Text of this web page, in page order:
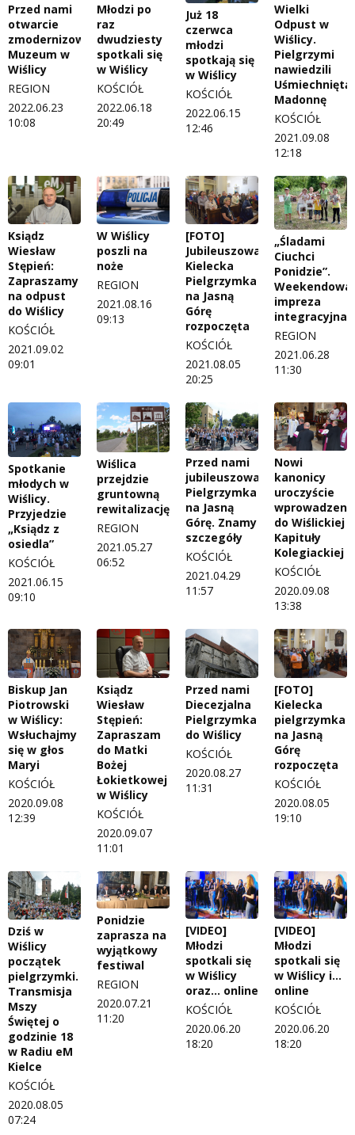
Przed nami
otwarcie
zmodernizowanego
Muzeum w
Wiślicy
REGION
2022.06.23
10:08
Młodzi po
raz
dwudziesty
spotkali się
w Wiślicy
KOŚCIÓŁ
2022.06.18
20:49
Już 18
czerwca
młodzi
spotkają się
w Wiślicy
KOŚCIÓŁ
2022.06.15
12:46
Wielki
Odpust w
Wiślicy.
Pielgrzymi
nawiedzili
Uśmiechniętą
Madonnę
KOŚCIÓŁ
2021.09.08
12:18
Ksiądz
Wiesław
Stępień:
Zapraszamy
na odpust
do Wiślicy
KOŚCIÓŁ
2021.09.02
09:01
W Wiślicy
poszli na
noże
REGION
2021.08.16
09:13
[FOTO]
Jubileuszowa
Kielecka
Pielgrzymka
na Jasną
Górę
rozpoczęta
KOŚCIÓŁ
2021.08.05
20:25
„Śladami
Ciuchci
Ponidzie”.
Weekendowa
impreza
integracyjna
REGION
2021.06.28
11:30
Spotkanie
młodych w
Wiślicy.
Przyjedzie
„Ksiądz z
osiedla”
KOŚCIÓŁ
2021.06.15
09:10
Wiślica
przejdzie
gruntowną
rewitalizację
REGION
2021.05.27
06:52
Przed nami
jubileuszowa
Pielgrzymka
na Jasną
Górę. Znamy
szczegóły
KOŚCIÓŁ
2021.04.29
11:57
Nowi
kanonicy
uroczyście
wprowadzeni
do Wiślickiej
Kapituły
Kolegiackiej
KOŚCIÓŁ
2020.09.08
13:38
Biskup Jan
Piotrowski
w Wiślicy:
Wsłuchajmy
się w głos
Maryi
KOŚCIÓŁ
2020.09.08
12:39
Ksiądz
Wiesław
Stępień:
Zapraszam
do Matki
Bożej
Łokietkowej
w Wiślicy
KOŚCIÓŁ
2020.09.07
11:01
Przed nami
Diecezjalna
Pielgrzymka
do Wiślicy
KOŚCIÓŁ
2020.08.27
11:31
[FOTO]
Kielecka
pielgrzymka
na Jasną
Górę
rozpoczęta
KOŚCIÓŁ
2020.08.05
19:10
Dziś w
Wiślicy
początek
pielgrzymki.
Transmisja
Mszy
Świętej o
godzinie 18
w Radiu eM
Kielce
KOŚCIÓŁ
2020.08.05
07:24
Ponidzie
zaprasza na
wyjątkowy
festiwal
REGION
2020.07.21
11:20
[VIDEO]
Młodzi
spotkali się
w Wiślicy
oraz… online
KOŚCIÓŁ
2020.06.20
18:20
[VIDEO]
Młodzi
spotkali się
w Wiślicy i…
online
KOŚCIÓŁ
2020.06.20
18:20